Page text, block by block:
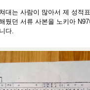
대는 사람이 많아서 제 성적
뒀던 서류 사본을 노키아
다.